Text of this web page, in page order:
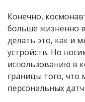
Конечно,
больше жизненно
делать это, как и
устройств. Но
использованию в
границы того,
персональных